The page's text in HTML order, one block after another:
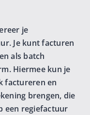
je
Je kunt facturen
als batch
Hiermee kun je
factureren en
brengen, die
een regiefactuur